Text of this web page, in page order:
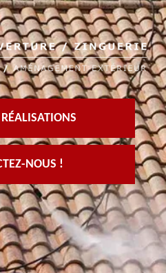
NOUS !